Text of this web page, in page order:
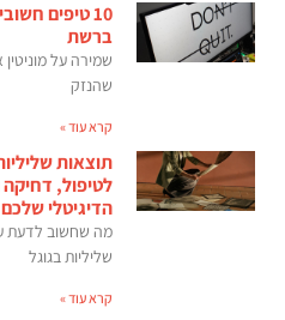
10 טיפים
ברשת
שמירה על
שהנזק
קרא עוד »
תוצאות
לטיפול,
הדיגיטלי שלכם
מה שחשוב לדעת
שליליות בגוגל
קרא עוד »